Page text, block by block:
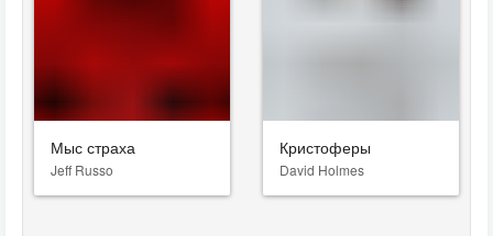
Мыс страха
Jeff Russo
Кристоферы
David Holmes